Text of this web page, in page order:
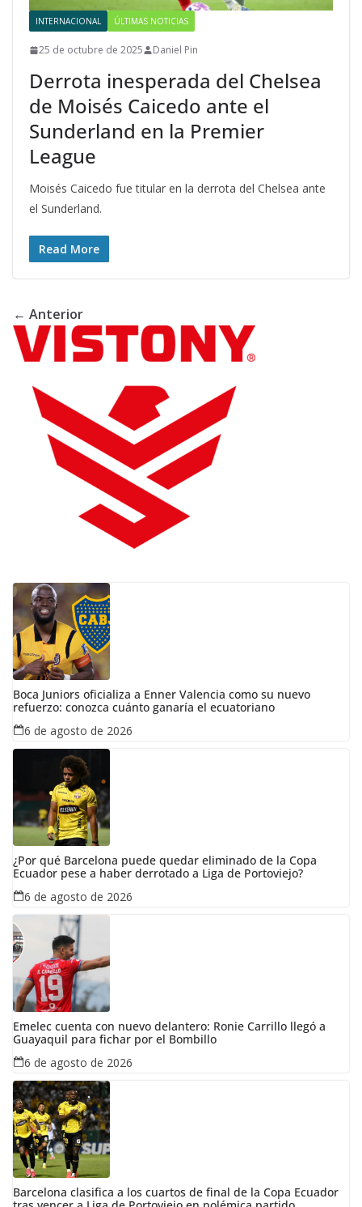
INTERNACIONAL ÚLTIMAS NOTICIAS
25 de octubre de 2025 Daniel Pin
Derrota inesperada del Chelsea
de Moisés Caicedo ante el
Sunderland en la Premier
League
Moisés Caicedo fue titular en la derrota del Chelsea ante
el Sunderland.
Read More
← Anterior
Boca Juniors oficializa a Enner Valencia como su nuevo
refuerzo: conozca cuánto ganaría el ecuatoriano
6 de agosto de 2026
¿Por qué Barcelona puede quedar eliminado de la Copa
Ecuador pese a haber derrotado a Liga de Portoviejo?
6 de agosto de 2026
Emelec cuenta con nuevo delantero: Ronie Carrillo llegó a
Guayaquil para fichar por el Bombillo
6 de agosto de 2026
Barcelona clasifica a los cuartos de final de la Copa Ecuador